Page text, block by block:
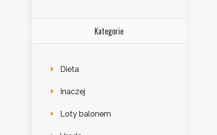
Kategorie
Dieta
Inaczej
Loty balonem